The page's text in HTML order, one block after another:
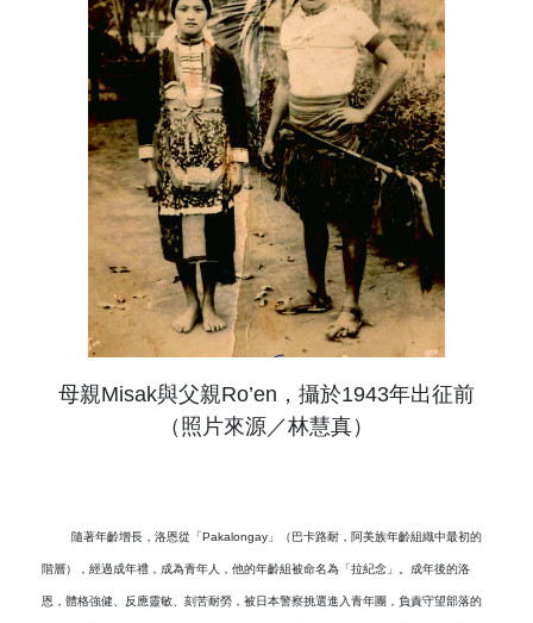
母親Misak與父親Ro’en ， 攝於1943年出征前
（照片來源／林慧真）
隨著年齡增長，洛恩從「Pakalongay 」（巴卡路耐，阿美族年齡組織中最初的
階層），經過成年禮，成為青年人，他的年齡組被命名為「拉紀念」。成年後的洛
恩，體格強健、反應靈敏、刻苦耐勞，被日本警察挑選進入青年團，負責守望部落的